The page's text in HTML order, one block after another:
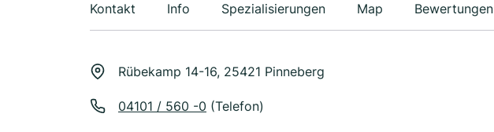
Kontakt Info Spezialisierungen Map Bewertungen
Rübekamp 14-16, 25421 Pinneberg
04101 / 560 -0 (Telefon)